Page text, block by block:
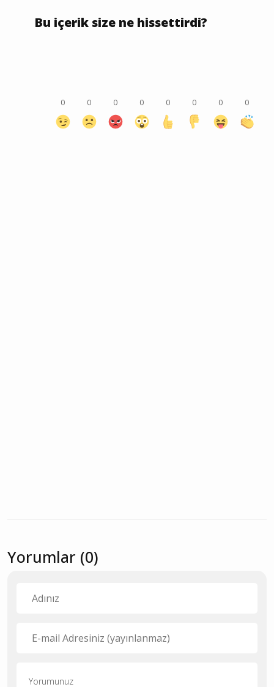
Bu içerik size ne hissettirdi?
0 0 0 0 0 0 0 0
Yorumlar (0)